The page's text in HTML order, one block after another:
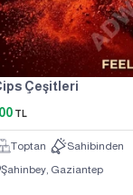
Çeşitleri
TL
Toptan
Sahibinden
Şahinbey, Gaziantep